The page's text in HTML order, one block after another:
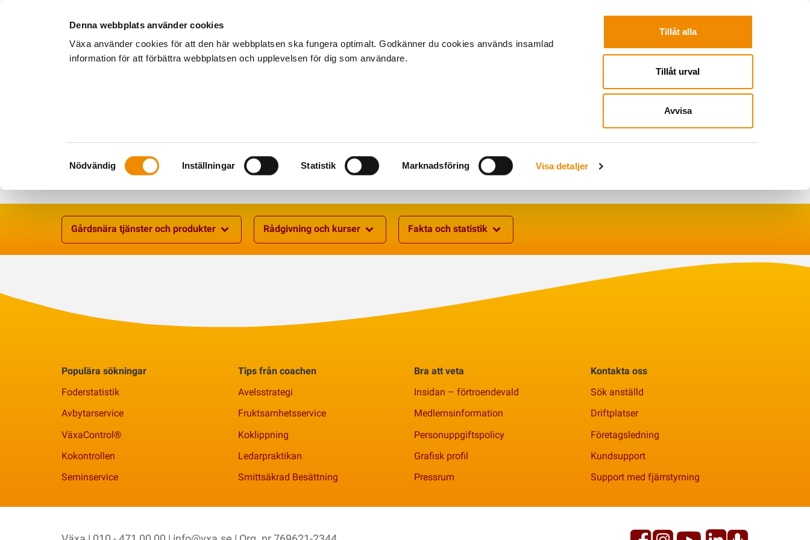
Denna webbplats använder cookies
Växa använder cookies för att den här webbplatsen ska fungera optimalt. Godkänner du cookies används insamlad
information för att förbättra webbplatsen och upplevelsen för dig som användare.
Samtyckesval
Nödvändig Inställningar Statistik Marknadsföring Visa detaljer
Tillåt alla
Tillåt urval
Avvisa
Om oss Medlem Kalender Kontakta oss Webbshop
Gårdsnära tjänster och produkter
Rådgivning och kurser Fakta och statistik
Populära sökningar
Foderstatistik
Avbytarservice
VäxaControl®
Kokontrollen
Seminservice
Tips från coachen
Avelsstrategi
Fruktsamhetsservice
Koklippning
Ledarpraktikan
Smittsäkrad Besättning
Bra att veta
Insidan – förtroendevald
Medlemsinformation
Personuppgiftspolicy
Grafisk profil
Pressrum
Kontakta oss
Sök anställd
Driftplatser
Företagsledning
Kundsupport
Support med fjärrstyrning